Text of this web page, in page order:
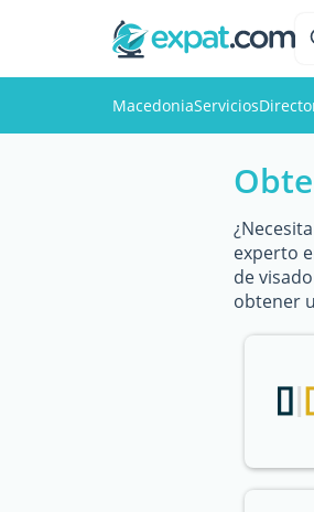
MacedoniaServicios
experto
de
obtener